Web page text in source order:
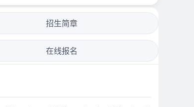
招生简章
在线报名